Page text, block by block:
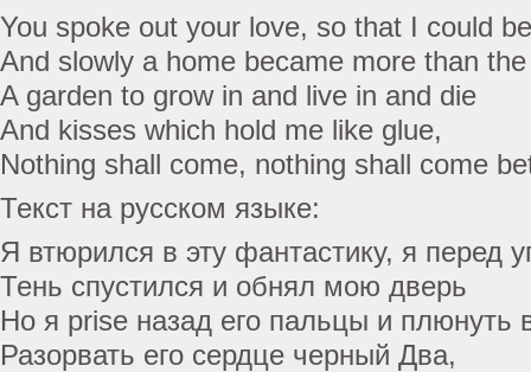
You spoke out your love, so that I could
And slowly a home became more than
A garden to grow in and live in and die
And kisses which hold me like glue,
Nothing shall come, nothing shall come
Текст на русском языке:
Я втюрился в эту фантастику, я перед
Тень спустился и обнял мою дверь
Но я prise назад его пальцы и плюнуть
Разорвать его сердце черный Два,